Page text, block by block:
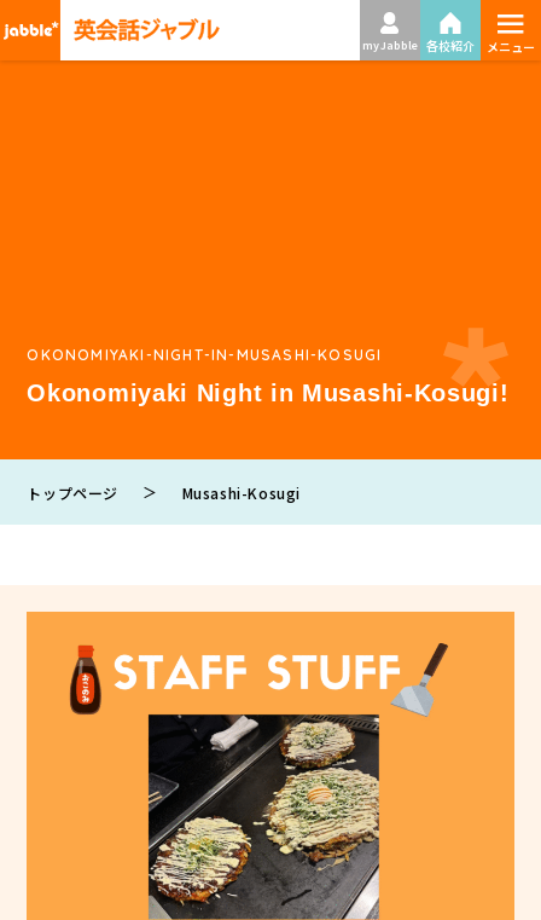
my Jabble 各校紹介 ≡
メニュー
OKONOMIYAKI-NIGHT-IN-MUSASHI-KOSUGI
Okonomiyaki Night in Musashi-Kosugi!
トップページ ＞ Musashi-Kosugi